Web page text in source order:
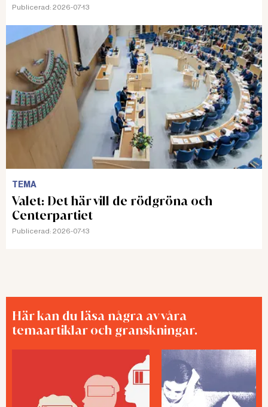
Publicerad: 2026-07-13
TEMA
Valet: Det här vill de rödgröna och
Centerpartiet
Publicerad: 2026-07-13
Här kan du läsa några av våra
temaartiklar och granskningar.